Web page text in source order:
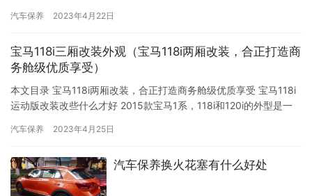
提供2套动力选择 全新起亚K5值得买吗 全新起亚K5凯酷即将上市
亚K5实拍，颜值升级提高档次，已率先…
汽车保养 2023年4月22日
宝马118i三厢改装外观（宝马118i两厢改装，合正打造商
务舱级优质享受）
本文目录 宝马118i两厢改装，合正打造商务舱级优质享受 宝马118i
运动版改装改些什么才好 2015款宝马1系，118i和120i的外型是一
不可以加灯带 趴地的快感 HF风格改装宝马118i 宝马118i两厢改装，
置为宽…
汽车保养 2023年4月25日
汽车保养换火花塞有什么好处